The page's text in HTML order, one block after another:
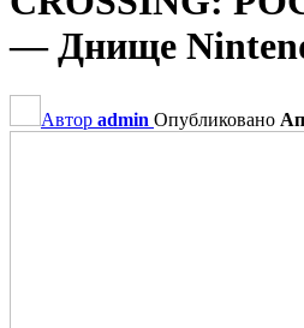
— Днище
Автор admin Опубликовано